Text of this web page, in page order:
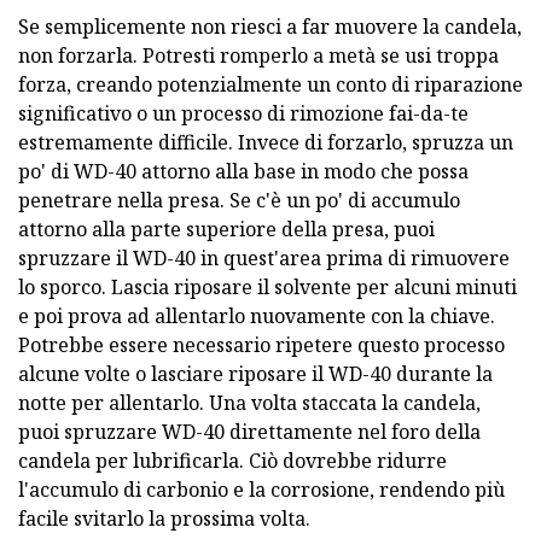
Se semplicemente non riesci a far muovere la candela,
non forzarla. Potresti romperlo a metà se usi troppa
forza, creando potenzialmente un conto di riparazione
significativo o un processo di rimozione fai-da-te
estremamente difficile. Invece di forzarlo, spruzza un
po' di WD-40 attorno alla base in modo che possa
penetrare nella presa. Se c'è un po' di accumulo
attorno alla parte superiore della presa, puoi
spruzzare il WD-40 in quest'area prima di rimuovere
lo sporco. Lascia riposare il solvente per alcuni minuti
e poi prova ad allentarlo nuovamente con la chiave.
Potrebbe essere necessario ripetere questo processo
alcune volte o lasciare riposare il WD-40 durante la
notte per allentarlo. Una volta staccata la candela,
puoi spruzzare WD-40 direttamente nel foro della
candela per lubrificarla. Ciò dovrebbe ridurre
l'accumulo di carbonio e la corrosione, rendendo più
facile svitarlo la prossima volta.